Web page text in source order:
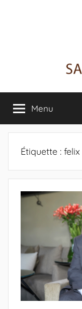
Sahara
News
sur
le
Sahara
révélée
Menu
Étiquette :